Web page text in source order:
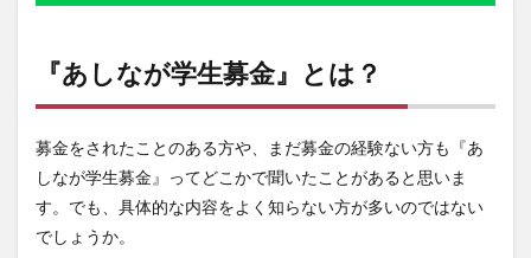
レ
動！
3
『あ
しな
が学
生募
金』
の活
『あしなが学生募金』とは？
募金をされたことのある方や、まだ募金の経験ない方も『あ
しなが学生募金』ってどこかで聞いたことがあると思いま
す。でも、具体的な内容をよく知らない方が多いのではない
でしょうか。